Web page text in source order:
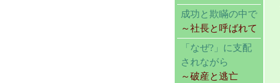
成功と欺瞞の中で
～社長と呼ばれて
「なぜ?」に支配
されながら
～破産と逃亡